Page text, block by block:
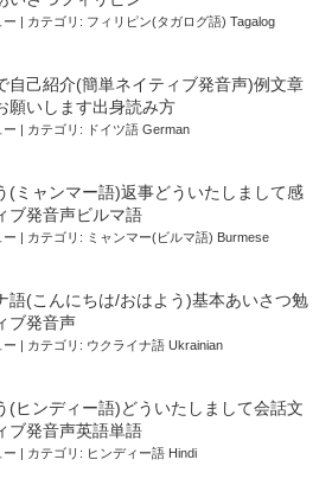
ー カテゴリ: フィリピン(タガログ語) Tagalog
自己紹介(簡単ネイティブ発音声)例文章
願いします出身読み方
ー カテゴリ: ドイツ語 German
(ミャンマー語)返事どういたしまして感
ブ発音声ビルマ語
ー カテゴリ: ミャンマー(ビルマ語) Burmese
語(こんにちは/おはよう)基本あいさつ勉
ブ発音声
ー カテゴリ: ウクライナ語 Ukrainian
(ヒンディー語)どういたしまして会話文
ブ発音声英語単語
ー カテゴリ: ヒンディー語 Hindi